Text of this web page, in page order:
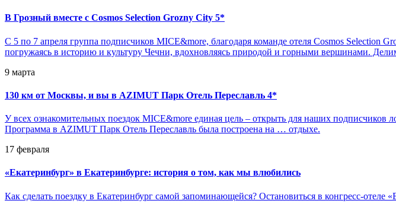
В Грозный вместе с Cosmos Selection Grozny City 5*
С 5 по 7 апреля группа подписчиков MICE&more, благодаря команде отеля Cosmos Selection
погружаясь в историю и культуру Чечни, вдохновляясь природой и горными вершинами.
9 марта
130 км от Москвы, и вы в AZIMUT Парк Отель Переславль 4*
У всех ознакомительных поездок MICE&more единая цель – открыть для наших
Программа в AZIMUT Парк Отель Переславль была построена на … отдыхе.
17 февраля
«Екатеринбург» в Екатеринбурге: история о том, как мы влюбились
Как сделать поездку в Екатеринбург самой запоминающейся? Остановиться в конгресс-